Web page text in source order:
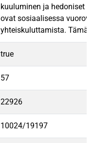
kuuluminen ja hedoniset
ovat sosiaalisessa
yhteiskuluttamista. Tämä
true
57
22926
10024/19197